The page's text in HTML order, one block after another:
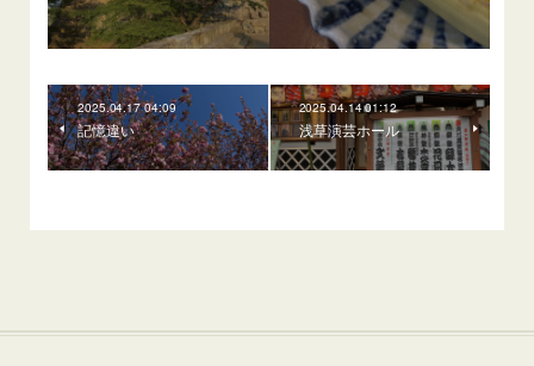
2025.04.17 04:09
記憶違い
2025.04.14 01:12
浅草演芸ホール